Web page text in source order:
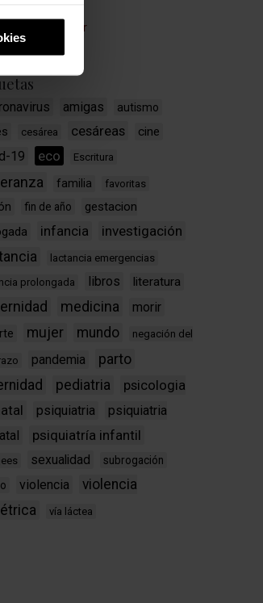
Sin categorizar
amigas autismo
cesárea cesáreas cine
19 eco Escritura
familia favoritas
fin de año
gestacion
infancia
investigación
lactancia emergencias
prolongada
libros literatura
medicina morir
mujer mundo negación del
pandemia parto
pediatria
psicologia
psiquiatria
psiquiatria
psiquiatría infantil
sexualidad
subrogación
violencia
violencia
vía láctea